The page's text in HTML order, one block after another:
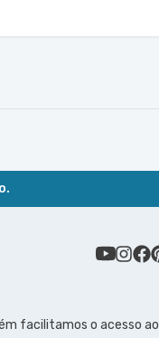
facilitamos o acesso ao